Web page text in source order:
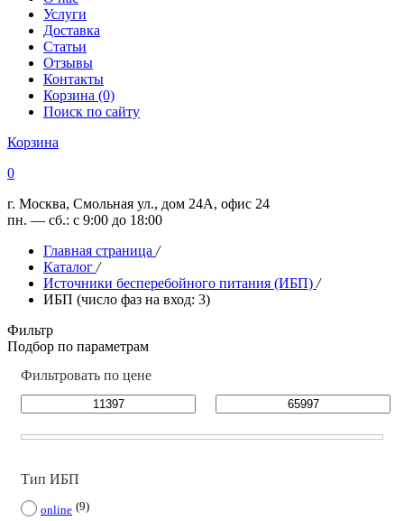
Услуги
Доставка
Статьи
Отзывы
Контакты
Корзина (0)
Поиск по сайту
Корзина
0
г. Москва, Смольная ул., дом 24А, офис 24
пн. — сб.: с 9:00 до 18:00
Главная страница /
Каталог /
Источники бесперебойного питания (ИБП) /
ИБП (число фаз на вход: 3)
Фильтр
Подбор по параметрам
Фильтровать по цене
Тип ИБП
online 9